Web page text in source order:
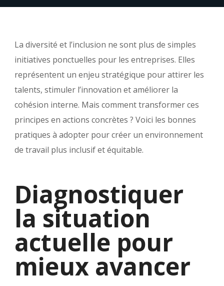
La diversité et l’inclusion ne sont plus de simples
initiatives ponctuelles pour les entreprises. Elles
représentent un enjeu stratégique pour attirer les
talents, stimuler l’innovation et améliorer la
cohésion interne. Mais comment transformer ces
principes en actions concrètes ? Voici les bonnes
pratiques à adopter pour créer un environnement
de travail plus inclusif et équitable.
Diagnostiquer
la situation
actuelle pour
mieux avancer